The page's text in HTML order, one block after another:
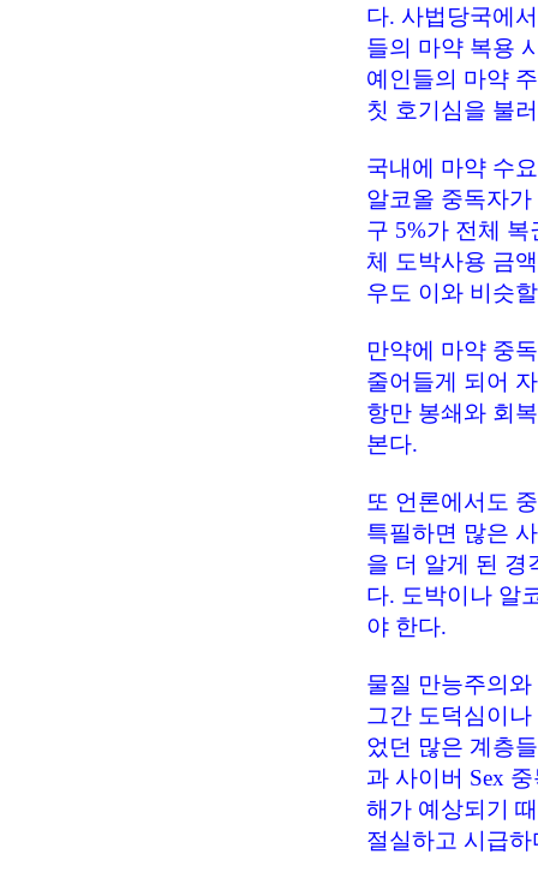
다. 사법당국에
들의 마약 복용
예인들의 마약
칫 호기심을 불
국내에 마약 수
알코올 중독자
구 5%가 전체
체 도박사용 금
우도 이와 비슷
만약에 마약 중
줄어들게 되어
항만 봉쇄와 회
본다.
또 언론에서도
특필하면 많은
을 더 알게 된 경
다. 도박이나 알
야 한다.
물질 만능주의
그간 도덕심이
었던 많은 계층
과 사이버 Sex
해가 예상되기
절실하고 시급하